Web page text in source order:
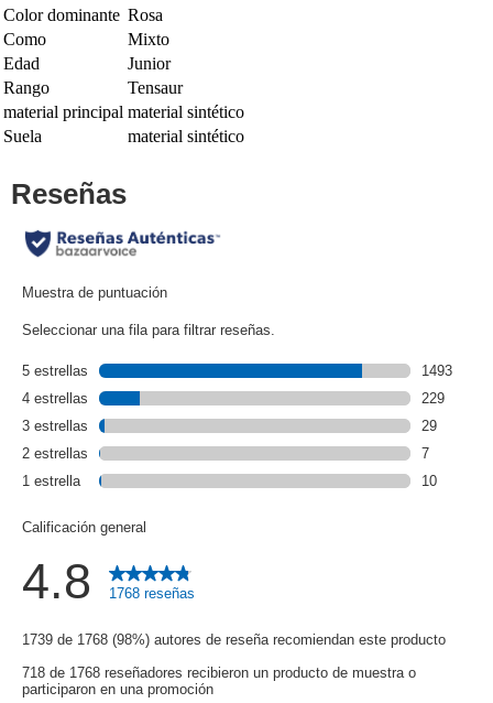
Color dominante Rosa
Como
Mixto
Edad
Junior
Rango
Tensaur
material principal material sintético
Suela
material sintético